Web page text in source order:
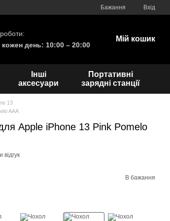
Бажання Вхід
кожен день: 10:00 – 20:00
Мій кошик
Інші
аксесуари
Портативні
зарядні станції
13
AAA
Apple iPhone 13 Pink Pomelo
відгук
В бажання